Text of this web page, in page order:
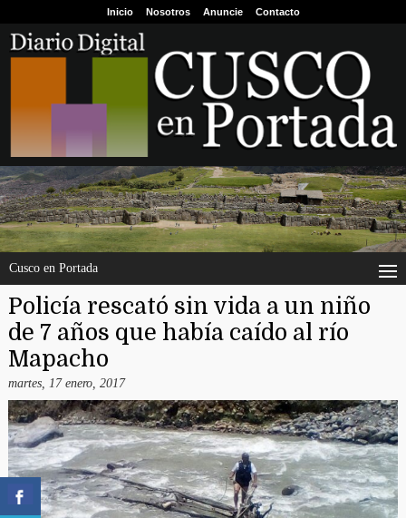
Inicio Nosotros Anuncie Contacto
Cusco en Portada
Policía rescató sin vida a un niño
de 7 años que había caído al río
Mapacho
martes, 17 enero, 2017